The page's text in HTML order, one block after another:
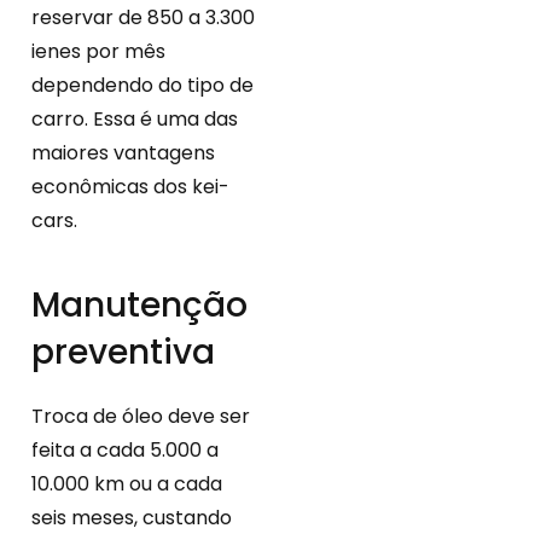
reservar de 850 a 3.300
ienes por mês
dependendo do tipo de
carro. Essa é uma das
maiores vantagens
econômicas dos kei-
cars.
Manutenção
preventiva
Troca de óleo deve ser
feita a cada 5.000 a
10.000 km ou a cada
seis meses, custando